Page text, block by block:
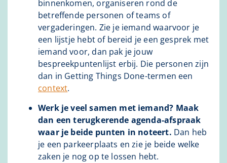
binnenkomen, organiseren rond de
betreffende personen of teams of
vergaderingen. Zie je iemand waarvoor je
een lijstje hebt of bereid je een gesprek met
iemand voor, dan pak je jouw
bespreekpuntenlijst erbij. Die personen zijn
dan in Getting Things Done-termen een
context.
Werk je veel samen met iemand? Maak
dan een terugkerende agenda-afspraak
waar je beide punten in noteert. Dan heb
je een parkeerplaats en zie je beide welke
zaken je nog op te lossen hebt.